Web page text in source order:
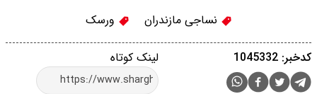
نساجی مازندران ورسک
لینک کوتاه کدخبر: 1045332